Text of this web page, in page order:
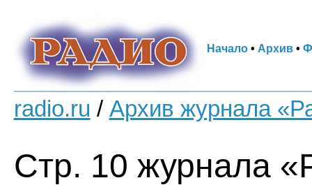
Начало• Архив•
radio.ru / Архив журнала
Стр. 10 журнала